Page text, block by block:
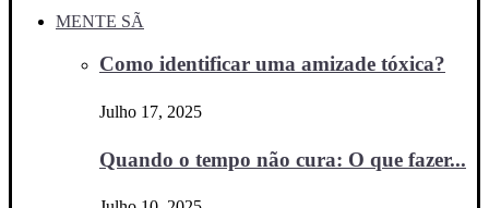
MENTE SÃ
Como identificar uma amizade tóxica?
Julho 17, 2025
Quando o tempo não cura: O que fazer...